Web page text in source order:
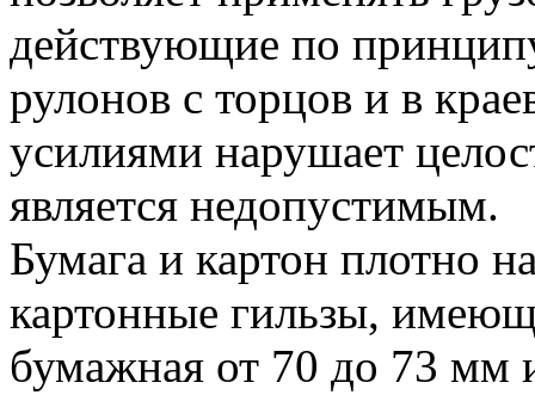
действующие по
рулонов с торцов и в
усилиями нарушает
является недопустимым.
Бумага и картон плотно
картонные гильзы,
бумажная от 70 до 73 мм